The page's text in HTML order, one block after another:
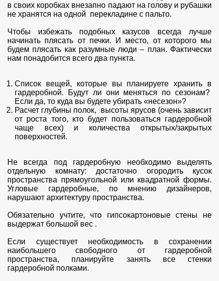
в своих коробках внезапно падают на голову и рубашки
не хранятся на одной перекладине с пальто.
Чтобы избежать подобных казусов всегда лучше
начинать плясать от печки. И место, от которого мы
будем плясать как разумные люди – план. Фактически
нам понадобится всего два пункта.
Список вещей, которые вы планируете хранить в
гардеробной. Будут ли они меняться по сезонам?
Если да, то куда вы будете убирать «несезон»?
Расчет глубины полок, высоты ярусов (очень зависит
от роста того, кто будет пользоваться гардеробной
чаще всех) и количества открытых/закрытых
поверхностей.
Не всегда под гардеробную необходимо выделять
отдельную комнату: достаточно огородить кусок
пространства прямоугольной или квадратной формы.
Угловые гардеробные, по мнению дизайнеров,
нарушают архитектуру пространства.
Обязательно учтите, что гипсокартоновые стены не
выдержат большой вес .
Если существует необходимость в сохранении
наибольшего свободного от гардеробной
пространства, планируйте занять все стенки
гардеробной полками.